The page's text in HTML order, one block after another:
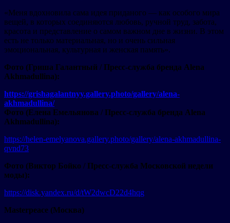
«Меня вдохновила сама идея приданого — как особого мира
вещей, в которых соединяются любовь, ручной труд, забота,
красота и представление о самом важном дне в жизни. В этом
есть не только материальная, но и очень сильная
эмоциональная, культурная и женская память».
Фото (Гриша Галантный / Пресс-служба бренда Alena
Akhmadullina):
https://grishagalantnyy.gallery.photo/gallery/alena-
akhmadullina/
Фото (Елена Емельянова / Пресс-служба бренда Alena
Akhmadullina):
https://helen-emelyanova.gallery.photo/gallery/alena-akhmadullina-
qvnd73
Фото (Виктор Бойко / Пресс-служба Московской недели
моды):
https://disk.yandex.ru/d/tW2dwcD22d4hqg
Masterpeace (Москва)